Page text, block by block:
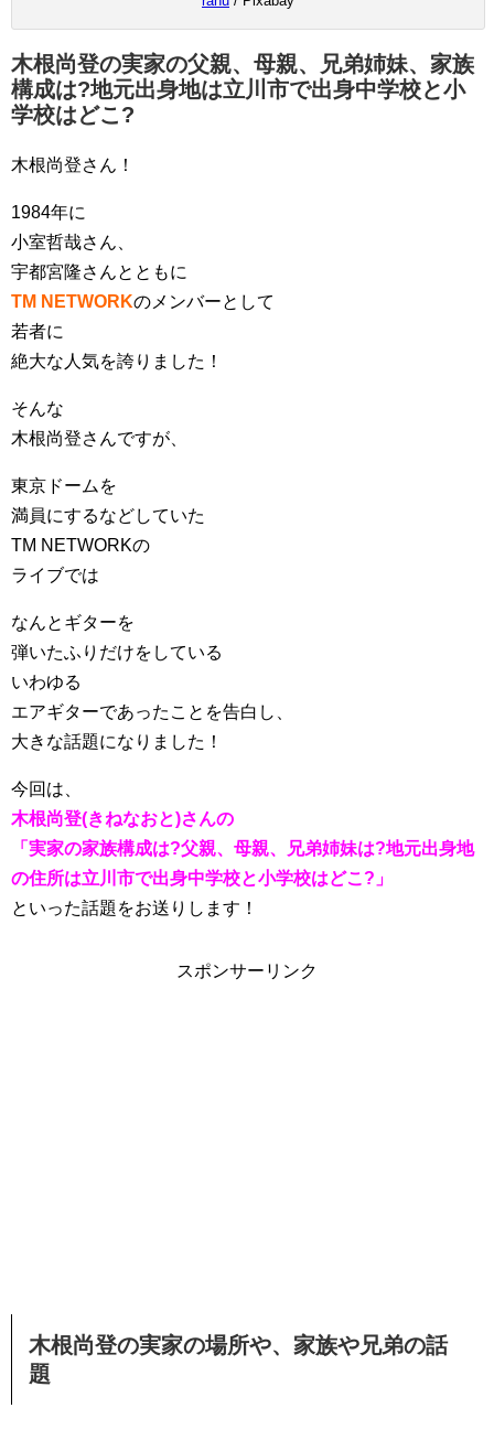
木根尚登の実家の父親、母親、兄弟姉妹、家族
構成は?地元出身地は立川市で出身中学校と小
学校はどこ?
木根尚登さん！
1984年に
小室哲哉さん、
宇都宮隆さんとともに
TM NETWORKのメンバーとして
若者に
絶大な人気を誇りました！
そんな
木根尚登さんですが、
東京ドームを
満員にするなどしていた
TM NETWORKの
ライブでは
なんとギターを
弾いたふりだけをしている
いわゆる
エアギターであったことを告白し、
大きな話題になりました！
今回は、
木根尚登(きねなおと)さんの
「実家の家族構成は?父親、母親、兄弟姉妹は?地元出身地
の住所は立川市で出身中学校と小学校はどこ?」
といった話題をお送りします！
スポンサーリンク
木根尚登の実家の場所や、家族や兄弟の話
題